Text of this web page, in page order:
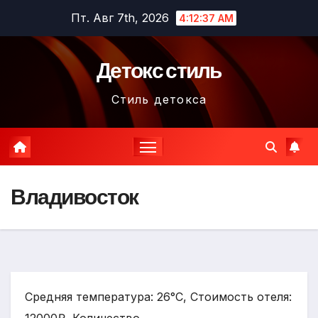
содержимому
Пт. Авг 7th, 2026 4:12:38 AM
Детокс стиль
Стиль детокса
Владивосток
Средняя температура: 26°C, Стоимость отеля: